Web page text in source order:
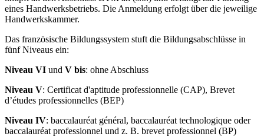
eines Handwerksbetriebs. Die Anmeldung erfolgt über die jeweilige
Handwerkskammer.
Das französische Bildungssystem stuft die Bildungsabschlüsse in
fünf Niveaus ein:
Niveau VI und V bis: ohne Abschluss
Niveau V: Certificat d'aptitude professionnelle (CAP), Brevet
d’études professionnelles (BEP)
Niveau IV: baccalauréat général, baccalauréat technologique oder
baccalauréat professionnel und z. B. brevet professionnel (BP)